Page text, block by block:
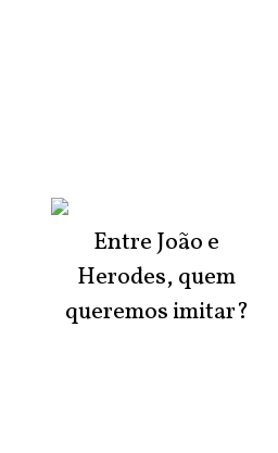
Entre João e
Herodes, quem
queremos imitar?